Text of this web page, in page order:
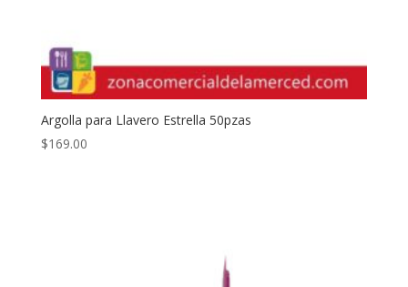
Argolla para Llavero Estrella 50pzas
$169.00